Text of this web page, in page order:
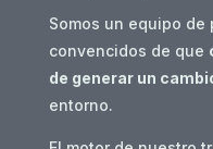
Somos un equipo
convencidos de que
de generar un
entorno.